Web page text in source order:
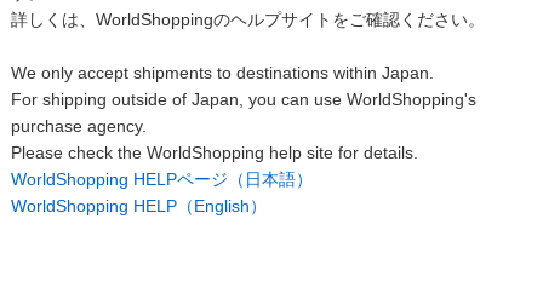
詳しくは、WorldShoppingのヘルプサイトをご確認ください。
We only accept shipments to destinations within Japan.
For shipping outside of Japan, you can use WorldShopping's
purchase agency.
Please check the WorldShopping help site for details.
WorldShopping HELPページ（日本語）
WorldShopping HELP（English）